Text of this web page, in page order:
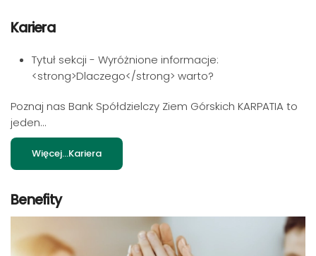
Kariera
Tytuł sekcji - Wyróżnione informacje:
<strong>Dlaczego</strong> warto?
Poznaj nas Bank Spółdzielczy Ziem Górskich KARPATIA to
jeden...
Więcej…Kariera
Benefity